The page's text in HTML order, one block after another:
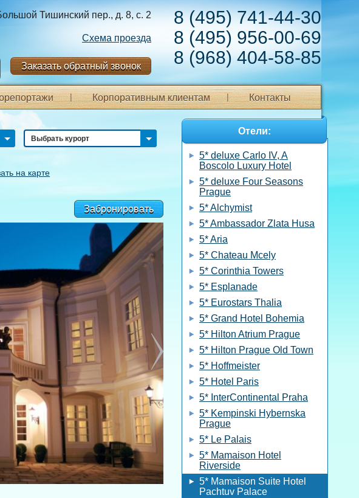
8 (495) 741-44-30
8 (495) 956-00-69
8 (968) 404-58-85
Тишинский пер., д. 8, с. 2
Схема проезда
Заказать обратный звонок
Корпоративным клиентам Контакты
Выбрать курорт
на карте
Забронировать
Отели:
5* deluxe Carlo IV, A
Boscolo Luxury Hotel
5* deluxe Four Seasons
Prague
5* Alchymist
5* Ambassador Zlata Husa
5* Aria
5* Chateau Mcely
5* Corinthia Towers
5* Esplanade
5* Eurostars Thalia
5* Grand Hotel Bohemia
5* Hilton Atrium Prague
5* Hilton Prague Old Town
5* Hoffmeister
5* Hotel Paris
5* InterContinental Praha
5* Kempinski Hybernska
Prague
5* Le Palais
5* Mamaison Hotel
Riverside
5* Mamaison Suite Hotel
Pachtuv Palace